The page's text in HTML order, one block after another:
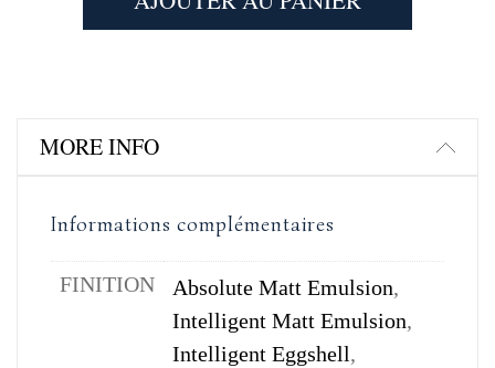
MORE INFO
Informations complémentaires
FINITION Absolute Matt Emulsion,
Intelligent Matt Emulsion,
Intelligent Eggshell,